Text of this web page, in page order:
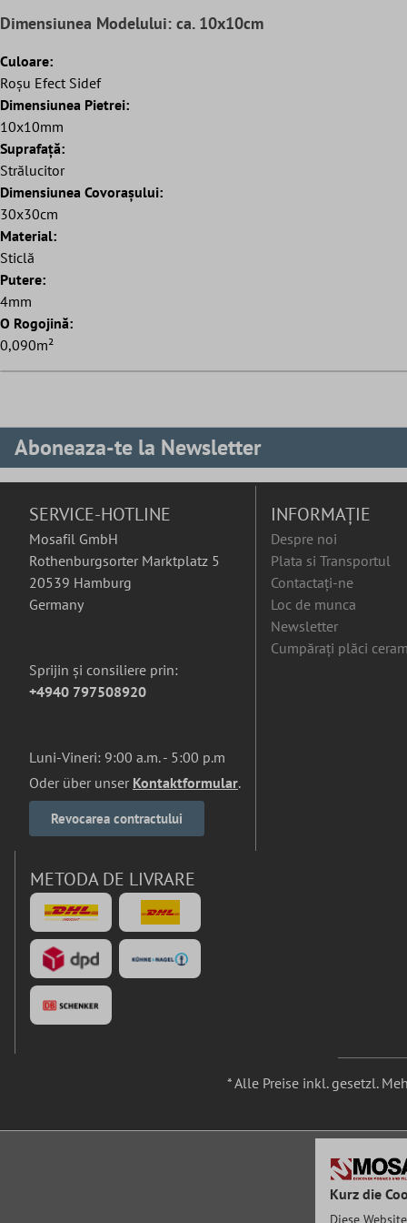
Dimensiunea Modelului: ca. 10x10cm
Culoare:
Roșu Efect Sidef
Dimensiunea Pietrei:
10x10mm
Suprafaţă:
Strălucitor
Dimensiunea Covorașului:
30x30cm
Material:
Sticlă
Putere:
4mm
O Rogojină:
0,090m²
Aboneaza-te la Newsletter
SERVICE-HOTLINE
Mosafil GmbH
Rothenburgsorter Marktplatz 5
20539 Hamburg
Germany
Sprijin și consiliere prin:
+4940 797508920
Luni-Vineri: 9:00 a.m. - 5:00 p.m
Oder über unser Kontaktformular.
Revocarea contractului
INFORMAȚIE
Despre noi
Plata si Transportul
Contactați-ne
Loc de munca
Newsletter
Cumpărați plăci
METODA DE LIVRARE
* Alle Preise inkl. gesetzl.
Kurz die
Diese